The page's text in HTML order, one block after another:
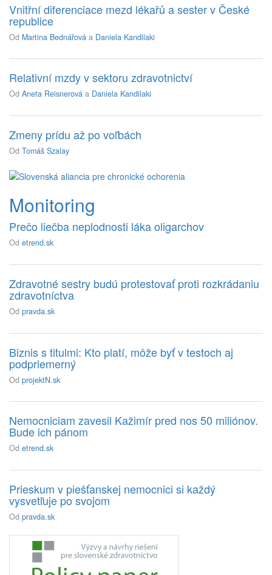
Vnitřní diferenciace mezd lékařů a sester v České
republice
Od Martina Bednářová a Daniela Kandilaki
Relativní mzdy v sektoru zdravotnictví
Od Aneta Reisnerová a Daniela Kandilaki
Zmeny prídu až po voľbách
Od Tomáš Szalay
Monitoring
Prečo liečba neplodnosti láka oligarchov
Od etrend.sk
Zdravotné sestry budú protestovať proti rozkrádaniu
zdravotníctva
Od pravda.sk
Biznis s titulmi: Kto platí, môže byť v testoch aj
podpriemerný
Od projektN.sk
Nemocniciam zavesil Kažimír pred nos 50 miliónov.
Bude ich pánom
Od etrend.sk
Prieskum v piešťanskej nemocnici si každý
vysvetľuje po svojom
Od pravda.sk